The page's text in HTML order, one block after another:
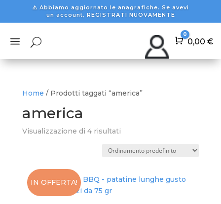
⚠️ Abbiamo aggiornato le anagrafiche. Se avevi
un account, REGISTRATI NUOVAMENTE
a U Carrello
0
0,00€
Home / Prodotti taggati “america”
america
Visualizzazione di 4 risultati
IN OFFERTA!